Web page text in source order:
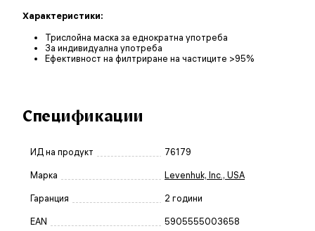
Характеристики:
Трислойна маска за еднократна употреба
За индивидуална употреба
Ефективност на филтриране на частиците >95%
Спецификации
ИД на продукт 76179
Марка Levenhuk, Inc., USA
Гаранция 2 години
EAN 5905555003658